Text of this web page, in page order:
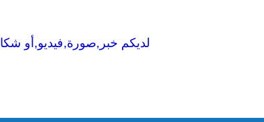
لديكم خبر,صورة,فيديو,أو